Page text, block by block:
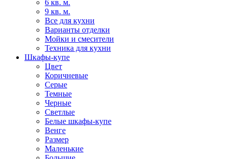
6 кв. м.
9 кв. м.
Все для кухни
Варианты отделки
Мойки и смесители
Техника для кухни
Шкафы-купе
Цвет
Коричневые
Серые
Темные
Черные
Светлые
Белые шкафы-купе
Венге
Размер
Маленькие